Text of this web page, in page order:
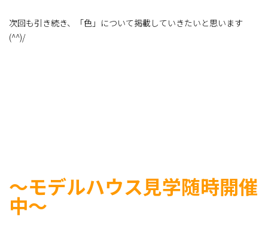
次回も引き続き、「色」について掲載していきたいと思います
(^^)/
～モデルハウス見学随時開催
中～